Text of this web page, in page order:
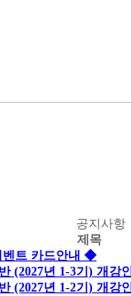
공지사항
제목
벤트 카드안내 ◆
(2027년 1-3기) 개강
(2027년 1-2기) 개강